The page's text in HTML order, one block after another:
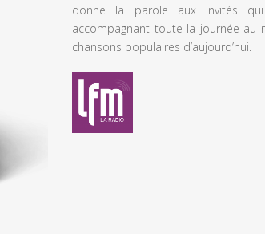
donne la parole aux invités
accompagnant toute la journée au
chansons populaires d’aujourd’hui.